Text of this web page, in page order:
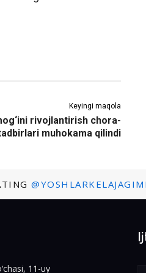
Keyingi maqola
rivojlantirish chora-
muhokama qilindi
11-uy